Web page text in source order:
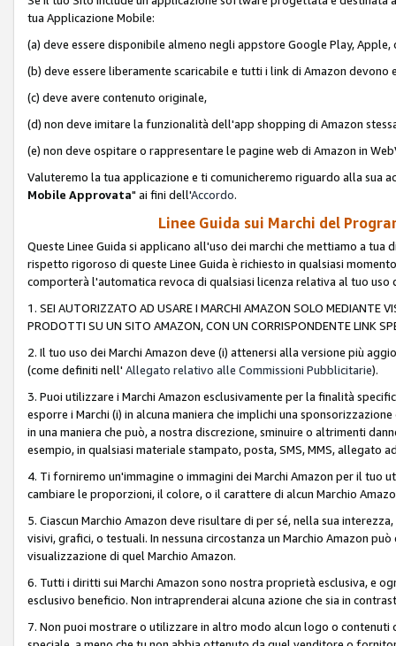
tua Applicazione Mobile:
(a) deve essere disponibile almeno negli appstore Google Play, Apple,
(b) deve essere liberamente scaricabile e tutti i link di Amazon devono
(c) deve avere contenuto originale,
(d) non deve imitare la funzionalità dell'app shopping di Amazon
(e) non deve ospitare o rappresentare le pagine web di Amazon in
Valuteremo la tua applicazione e ti comunicheremo riguardo alla sua
Mobile Approvata" ai fini dell'Accordo.
Linee Guida sui Marchi del
Queste Linee Guida si applicano all'uso dei marchi che mettiamo a
rispetto rigoroso di queste Linee Guida è richiesto in qualsiasi
comporterà l'automatica revoca di qualsiasi licenza relativa al tuo uso
1. SEI AUTORIZZATO AD USARE I MARCHI AMAZON SOLO MEDIANTE
PRODOTTI SU UN SITO AMAZON, CON UN CORRISPONDENTE LINK
2. Il tuo uso dei Marchi Amazon deve (i) attenersi alla versione più
(come definiti nell' Allegato relativo alle Commissioni Pubblicitarie).
3. Puoi utilizzare i Marchi Amazon esclusivamente per la finalità
esporre i Marchi (i) in alcuna maniera che implichi una
in una maniera che può, a nostra discrezione, sminuire o altrimenti
esempio, in qualsiasi materiale stampato, posta, SMS, MMS,
4. Ti forniremo un'immagine o immagini dei Marchi Amazon per il tuo
cambiare le proporzioni, il colore, o il carattere di alcun Marchio
5. Ciascun Marchio Amazon deve risultare di per sé, nella sua
visivi, grafici, o testuali. In nessuna circostanza un Marchio Amazon
visualizzazione di quel Marchio Amazon.
6. Tutti i diritti sui Marchi Amazon sono nostra proprietà esclusiva, e
esclusivo beneficio. Non intraprenderai alcuna azione che sia in
7. Non puoi mostrare o utilizzare in altro modo alcun logo o